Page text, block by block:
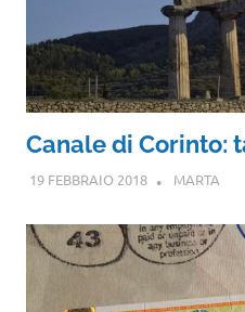
Canale di Corinto:
19 FEBBRAIO 2018 MARTA